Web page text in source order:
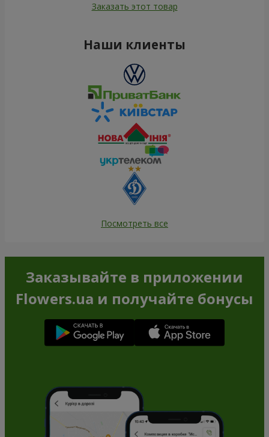
Заказать этот товар
Наши клиенты
Посмотреть все
Заказывайте в приложении
Flowers.ua и получайте бонусы